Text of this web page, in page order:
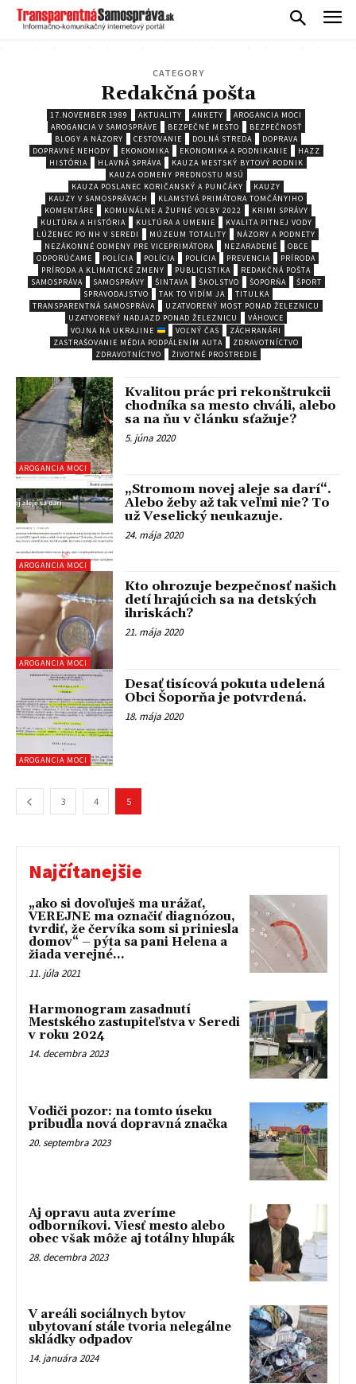
CATEGORY
Redakčná pošta
17.NOVEMBER 1989 AKTUALITY ANKETY
AROGANCIA MOCI
AROGANCIA V SAMOSPRÁVE
BEZPEČNÉ MESTO
BEZPEČNOSŤ
BLOGY A NÁZORY
CESTOVANIE DOLNÁ STREDA
DOPRAVA
DOPRAVNÉ NEHODY
EKONOMIKA EKONOMIKA A PODNIKANIE
HAZZ
HISTÓRIA
HLAVNÁ SPRÁVA
KAUZA MESTSKÝ BYTOVÝ PODNIK
KAUZA ODMENY PREDNOSTU MSÚ
KAUZA POSLANEC KORIČANSKÝ A PUNČÁKY
KAUZY
KAUZY V SAMOSPRÁVACH
KLAMSTVÁ PRIMÁTORA TOMČÁNYIHO
KOMENTÁRE
KOMUNÁLNE A ŽUPNÉ VOĽBY 2022
KRIMI SPRÁVY
KULTÚRA A HISTÓRIA
KULTÚRA A UMENIE
KVALITA PITNEJ VODY
LÚŽENEC PO NH V SEREDI
MÚZEUM TOTALITY
NÁZORY A PODNETY
NEZÁKONNÉ ODMENY PRE VICEPRIMÁTORA
NEZARADENÉ
OBCE
ODPORÚČAME
POLÍCIA POLÍCIA POLÍCIA PREVENCIA
PRÍRODA
PRÍRODA A KLIMATICKÉ ZMENY
PUBLICISTIKA
REDAKČNÁ POŠTA
SAMOSPRÁVA
SAMOSPRÁVY ŠINTAVA ŠKOLSTVO ŠOPORŇA
ŠPORT
SPRAVODAJSTVO
TAK TO VIDÍM JA
TITULKA
TRANSPARENTNÁ SAMOSPRÁVA
UZATVORENÝ MOST PONAD ŽELEZNICU
UZATVORENÝ NADJAZD PONAD ŽELEZNICU
VÁHOVCE
VOJNA NA UKRAJINE
VOĽNÝ ČAS
ZÁCHRANÁRI
ZASTRAŠOVANIE MÉDIA PODPÁLENÍM AUTA
ZDRAVOTNÍCTVO
ZDRAVOTNÍCTVO
ŽIVOTNÉ PROSTREDIE
AROGANCIA MOCI
Kvalitou prác pri rekonštrukcii
chodníka sa mesto chváli, alebo
sa na ňu v článku sťažuje?
5. júna 2020
AROGANCIA MOCI
„Stromom novej aleje sa darí“.
Alebo žeby až tak veľmi nie? To
už Veselický neukazuje.
24. mája 2020
AROGANCIA MOCI
Kto ohrozuje bezpečnosť našich
detí hrajúcich sa na detských
ihriskách?
21. mája 2020
AROGANCIA MOCI
Desať tisícová pokuta udelená
Obci Šoporňa je potvrdená.
18. mája 2020
3 4 5
Najčítanejšie
„ako si dovoľuješ ma urážať,
VEREJNE ma označiť diagnózou,
tvrdiť, že červíka som si priniesla
domov“ – pýta sa pani Helena a
žiada verejné...
11. júla 2021
Harmonogram zasadnutí
Mestského zastupiteľstva v Seredi
v roku 2024
14. decembra 2023
Vodiči pozor: na tomto úseku
pribudla nová dopravná značka
20. septembra 2023
Aj opravu auta zveríme
odborníkovi. Viesť mesto alebo
obec však môže aj totálny hlupák
28. decembra 2023
V areáli sociálnych bytov
ubytovaní stále tvoria nelegálne
skládky odpadov
14. januára 2024